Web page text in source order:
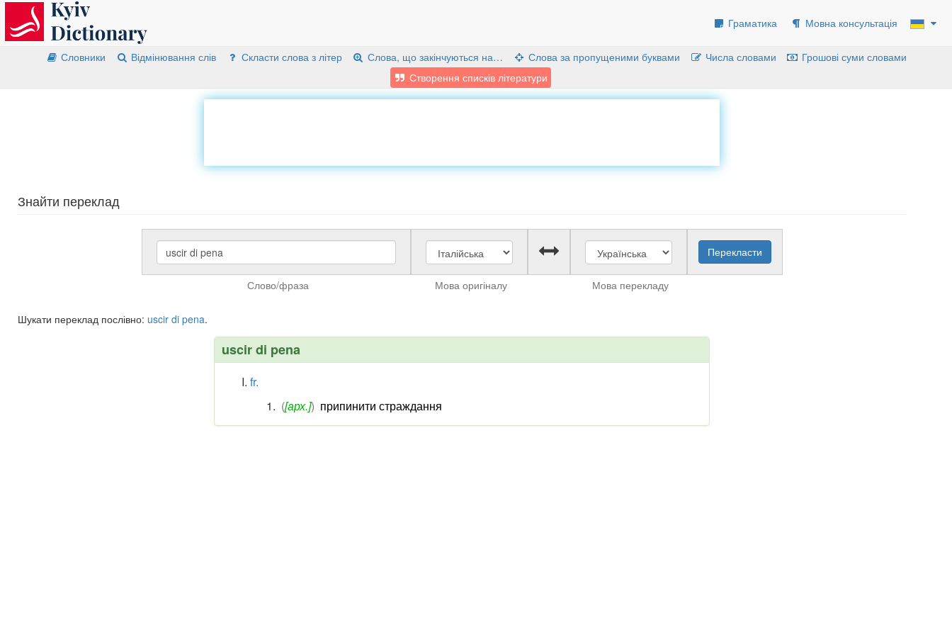
Граматика Мовна консультація
Словники Відмінювання слів Скласти слова з літер Слова, що закінчуються на… Слова за пропущеними буквами Числа словами
Грошові суми словами
Створення списків літератури
Знайти переклад
Слово/фраза Мова оригіналу Мова перекладу
Шукати переклад послівно: uscir di pena.
uscir di pena
fr.
([арх.]) припинити страждання